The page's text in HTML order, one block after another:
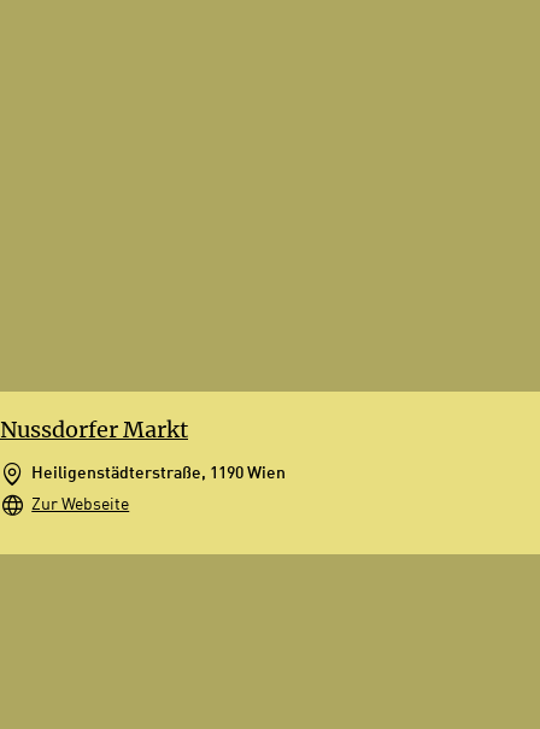
Nussdorfer Markt
Heiligenstädterstraße, 1190 Wien
Zur Webseite